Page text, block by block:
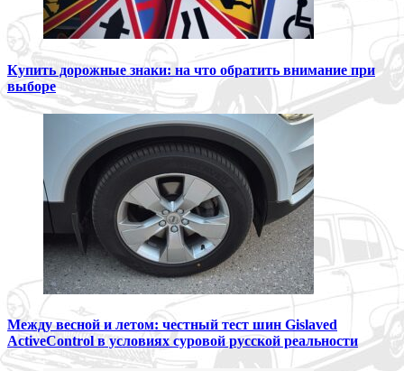
Купить дорожные знаки: на что обратить внимание при
выборе
Между весной и летом: честный тест шин Gislaved
ActiveControl в условиях суровой русской реальности